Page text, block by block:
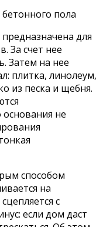
для
За счет нее
Затем на нее
плитка, линолеум,
из песка и щебня.
не
способом
на
с
если дом даст